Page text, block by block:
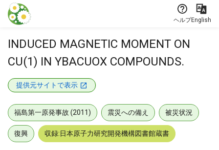
本文に飛ぶ
ヘルプEnglish
INDUCED MAGNETIC MOMENT ON
CU(1) IN YBACUOX COMPOUNDS.
提供元サイトで表示
福島第一原発事故 (2011) 震災への備え 被災状況
復興 収録:日本原子力研究開発機構図書館蔵書